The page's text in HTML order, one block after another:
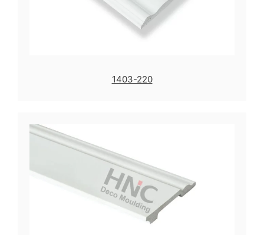
1403-220